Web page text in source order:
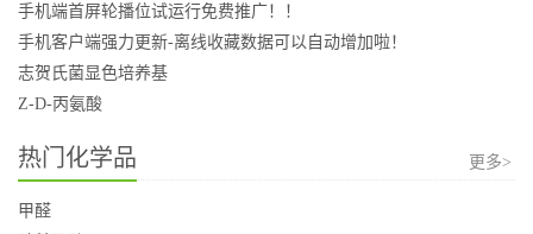
手机端首屏轮播位试运行免费推广！！
手机客户端强力更新-离线收藏数据可以自动增加啦！
志贺氏菌显色培养基
Z-D-丙氨酸
热门化学品 更多>
甲醛